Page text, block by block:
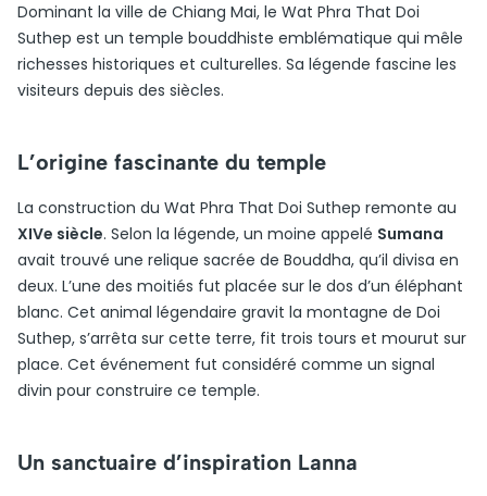
Dominant la ville de Chiang Mai, le Wat Phra That Doi
Suthep est un temple bouddhiste emblématique qui mêle
richesses historiques et culturelles. Sa légende fascine les
visiteurs depuis des siècles.
L’origine fascinante du temple
La construction du Wat Phra That Doi Suthep remonte au
XIVe siècle. Selon la légende, un moine appelé Sumana
avait trouvé une relique sacrée de Bouddha, qu’il divisa en
deux. L’une des moitiés fut placée sur le dos d’un éléphant
blanc. Cet animal légendaire gravit la montagne de Doi
Suthep, s’arrêta sur cette terre, fit trois tours et mourut sur
place. Cet événement fut considéré comme un signal
divin pour construire ce temple.
Un sanctuaire d’inspiration Lanna